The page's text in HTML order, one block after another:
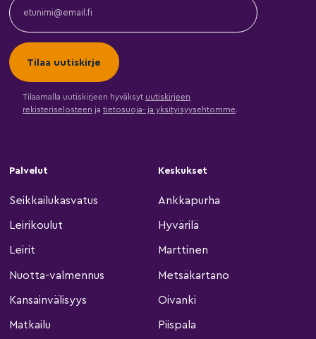
Tilaamalla uutiskirjeen hyväksyt uutiskirjeen
rekisteriselosteen ja tietosuoja- ja yksityisyysehtomme.
Palvelut
Seikkailukasvatus
Leirikoulut
Leirit
Nuotta-valmennus
Kansainvälisyys
Matkailu
Keskukset
Ankkapurha
Hyvärilä
Marttinen
Metsäkartano
Oivanki
Piispala